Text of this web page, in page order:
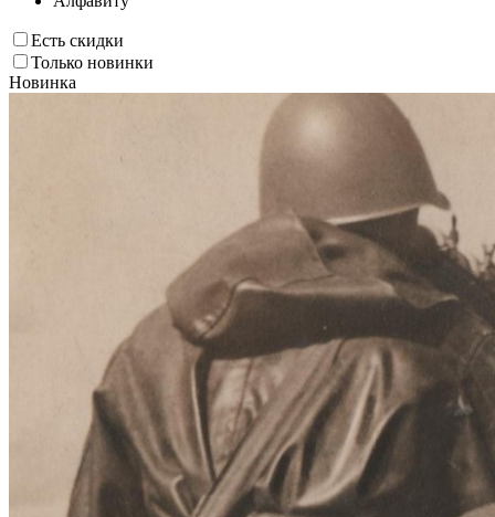
Есть скидки
Только новинки
Новинка